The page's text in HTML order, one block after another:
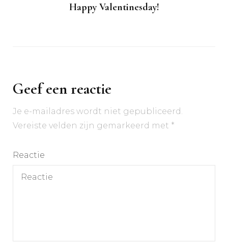
Happy Valentinesday!
Geef een reactie
Je e-mailadres wordt niet gepubliceerd.
Vereiste velden zijn gemarkeerd met *
Reactie